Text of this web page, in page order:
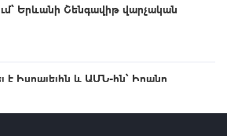
Երևանի Շենգավիթ վարչական
է Իսրայելին և ԱՄՆ-ին՝ Իրանը